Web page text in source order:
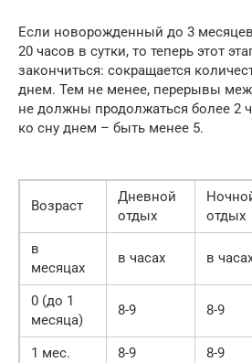
Если новорожденный до 3
20 часов в сутки, то теперь этот
закончиться: сокращается
днем. Тем не менее, перерывы
не должны продолжаться более 2
ко сну днем – быть менее 5.
Возраст
Дневной
отдых
отдых
в
месяцах
в часах в
0 (до 1
месяца)
8-9 8-9
1 мес. 8-9 8-9